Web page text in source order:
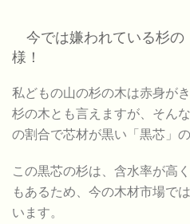
今では嫌われている杉の
様！
私どもの山の杉の木は赤身が
杉の木とも言えますが、そん
の割合で芯材が黒い「黒芯」
この黒芯の杉は、含水率が高
もあるため、今の木材市場で
います。